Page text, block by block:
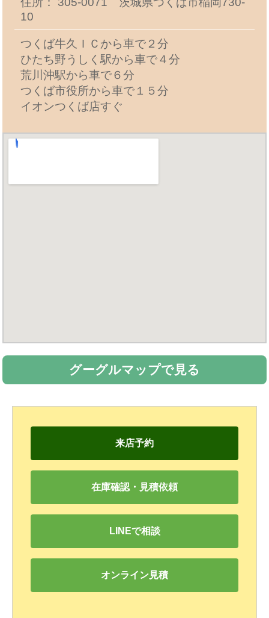
10
つくば牛久ＩＣから車で２分
ひたち野うしく駅から車で４分
荒川沖駅から車で６分
つくば市役所から車で１５分
イオンつくば店すぐ
グーグルマップで見る
来店予約
在庫確認・見積依頼
LINEで相談
オンライン見積